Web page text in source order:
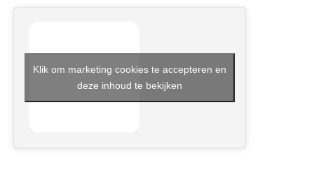
Klik om marketing cookies te accepteren en
deze inhoud te bekijken